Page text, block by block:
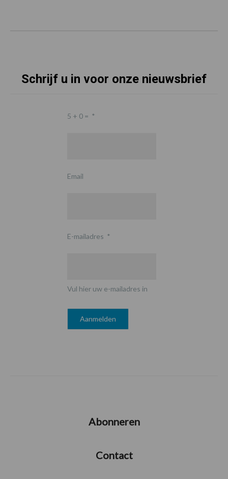
Schrijf u in voor onze nieuwsbrief
5 + 0 = *
Email
E-mailadres *
Vul hier uw e-mailadres in
Abonneren
Contact